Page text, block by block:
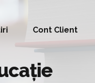
Cont Client